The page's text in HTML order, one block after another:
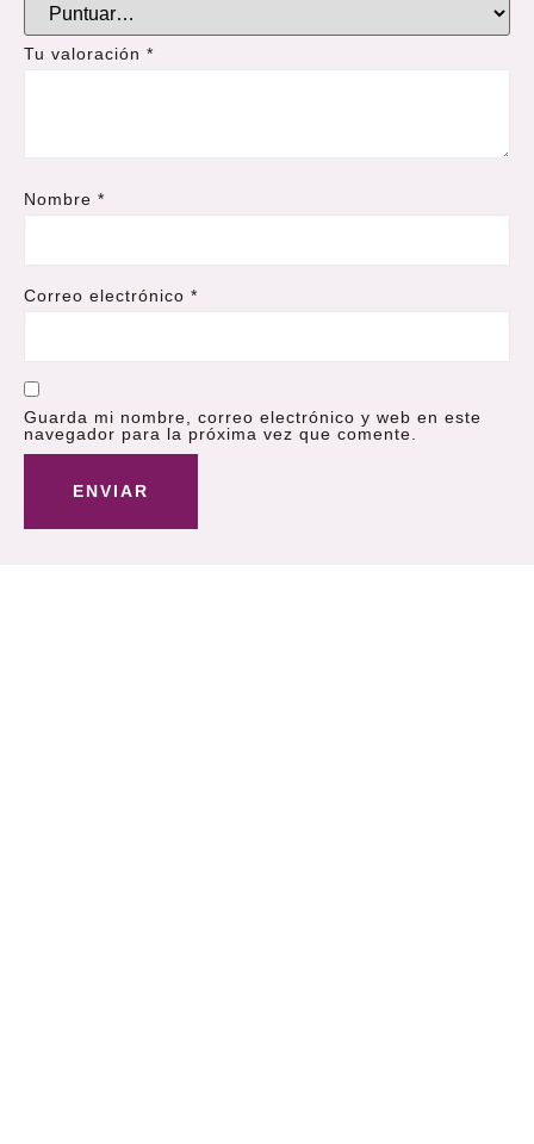
Tu valoración *
Nombre *
Correo electrónico *
Guarda mi nombre, correo electrónico y web en este
navegador para la próxima vez que comente.